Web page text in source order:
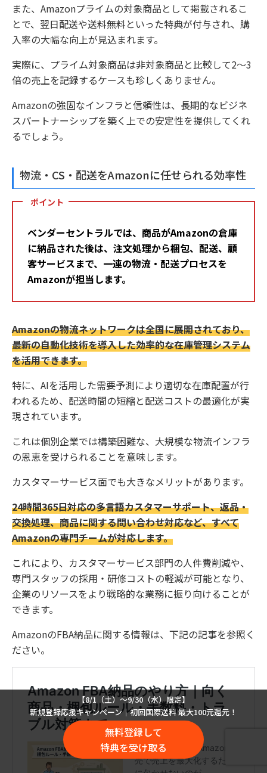
また、Amazonプライムの対象商品として掲載されるこ
とで、翌日配送や送料無料といった特典が付与され、購
入率の大幅な向上が見込まれます。
実際に、プライム対象商品は非対象商品と比較して2～3
倍の売上を記録するケースも珍しくありません。
Amazonの強固なインフラと信頼性は、長期的なビジネ
スパートナーシップを築く上での安定性を提供してくれ
るでしょう。
物流・CS・配送をAmazonに任せられる効率性
ポイント
ベンダーセントラルでは、商品がAmazonの倉庫
に納品された後は、注文処理から梱包、配送、顧
客サービスまで、一連の物流・配送プロセスを
Amazonが担当します。
Amazonの物流ネットワークは全国に展開されており、
最新の自動化技術を導入した効率的な在庫管理システム
を活用できます。
特に、AIを活用した需要予測により適切な在庫配置が行
われるため、配送時間の短縮と配送コストの最適化が実
現されています。
これは個別企業では構築困難な、大規模な物流インフラ
の恩恵を受けられることを意味します。
カスタマーサービス面でも大きなメリットがあります。
24時間365日対応の多言語カスタマーサポート、返品・
交換処理、商品に関する問い合わせ対応など、すべて
Amazonの専門チームが対応します。
これにより、カスタマーサービス部門の人件費削減や、
専門スタッフの採用・研修コストの軽減が可能となり、
企業のリソースをより戦略的な業務に振り向けることが
できます。
AmazonのFBA納品に関する情報は、下記の記事を参照く
ださい。
【8/1（土）〜9/30（水）限定】
新規登録応援キャンペーン｜初回国際送料 最大100元還元！
無料登録して
特典を受け取る